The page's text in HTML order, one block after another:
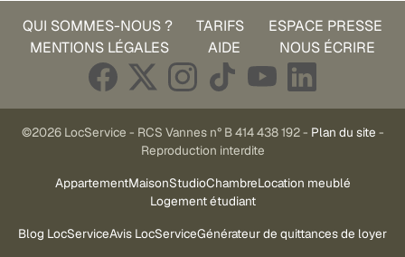
QUI SOMMES-NOUS ? TARIFS
ESPACE PRESSE
MENTIONS LÉGALES
AIDE NOUS ÉCRIRE
©2026 LocService - RCS Vannes n° B 414 438 192 - Plan du site -
Reproduction interdite
AppartementMaisonStudioChambreLocation meublé
Logement étudiant
Blog LocServiceAvis LocServiceGénérateur de quittances de loyer